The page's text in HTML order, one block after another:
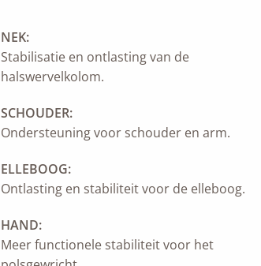
NEK:
Stabilisatie en ontlasting van de
halswervelkolom.
SCHOUDER:
Ondersteuning voor schouder en arm.
ELLEBOOG:
Ontlasting en stabiliteit voor de elleboog.
HAND:
Meer functionele stabiliteit voor het